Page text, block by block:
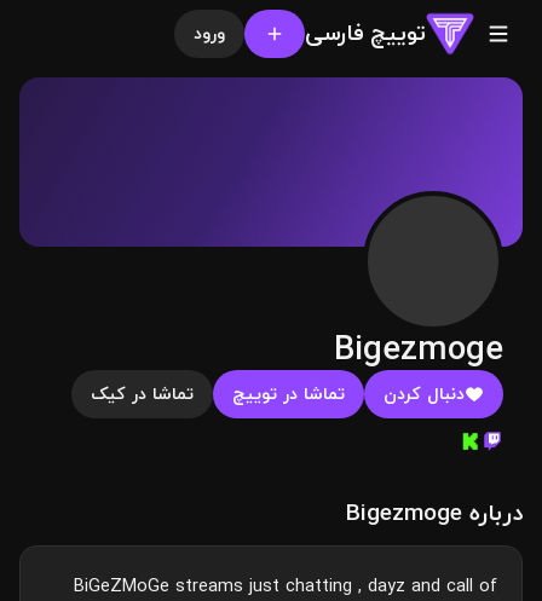
توییچ فارسی ورود
Bigezmoge
دنبال کردن تماشا در توییچ تماشا در کیک
درباره Bigezmoge
BiGeZMoGe streams just chatting , dayz and call of